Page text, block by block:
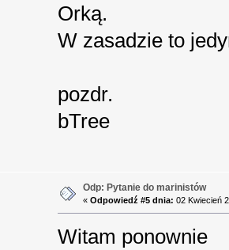
Orką.
W zasadzie to
pozdr.
bTree
Odp: Pytanie do marinistów
«Odpowiedź #5 dnia: 02 Kwiecień
Witam ponownie